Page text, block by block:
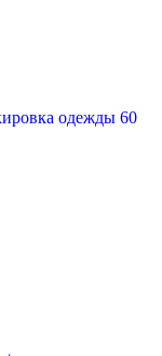
одежды 60